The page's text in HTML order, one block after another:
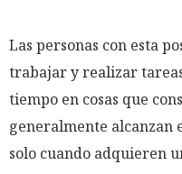
Las personas con esta
trabajar y realizar
tiempo en cosas que
generalmente alcanzan
solo cuando adquieren